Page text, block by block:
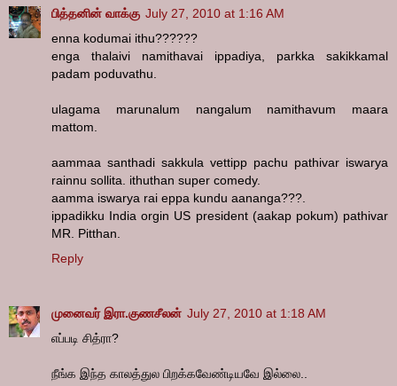
பித்தனின் வாக்கு July 27, 2010 at 1:16 AM
enna kodumai ithu??????
enga thalaivi namithavai ippadiya, parkka sakikkamal
padam poduvathu.
ulagama marunalum nangalum namithavum maara
mattom.
aammaa santhadi sakkula vettipp pachu pathivar iswarya
rainnu sollita. ithuthan super comedy.
aamma iswarya rai eppa kundu aananga???.
ippadikku India orgin US president (aakap pokum) pathivar
MR. Pitthan.
Reply
முனைவர் இரா.குணசீலன் July 27, 2010 at 1:18 AM
எப்படி சித்ரா?
நீங்க இந்த காலத்துல பிறக்கவேண்டியவே இல்லை..